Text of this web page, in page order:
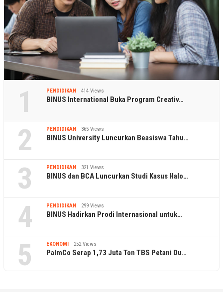
1 PENDIDIKAN 414 Views
BINUS International Buka Program Creativ…
2 PENDIDIKAN 365 Views
BINUS University Luncurkan Beasiswa Tahu…
3 PENDIDIKAN 321 Views
BINUS dan BCA Luncurkan Studi Kasus Halo…
4 PENDIDIKAN 299 Views
BINUS Hadirkan Prodi Internasional untuk…
5 EKONOMI 252 Views
PalmCo Serap 1,73 Juta Ton TBS Petani Du…